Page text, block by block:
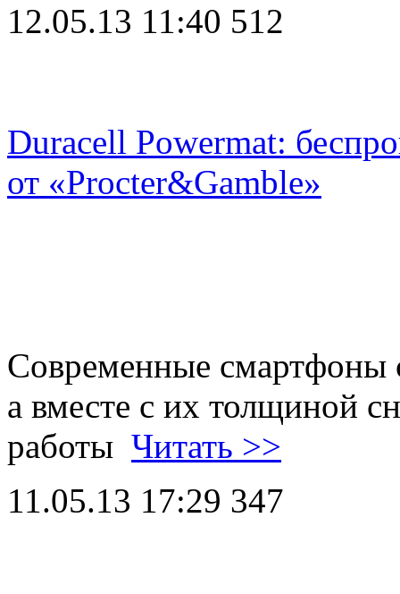
12.05.13 11:40 512
Duracell Powermat:
от «Procter&Gamble»
Современные смартфоны
а вместе с их толщиной
работы Читать >>
11.05.13 17:29 347